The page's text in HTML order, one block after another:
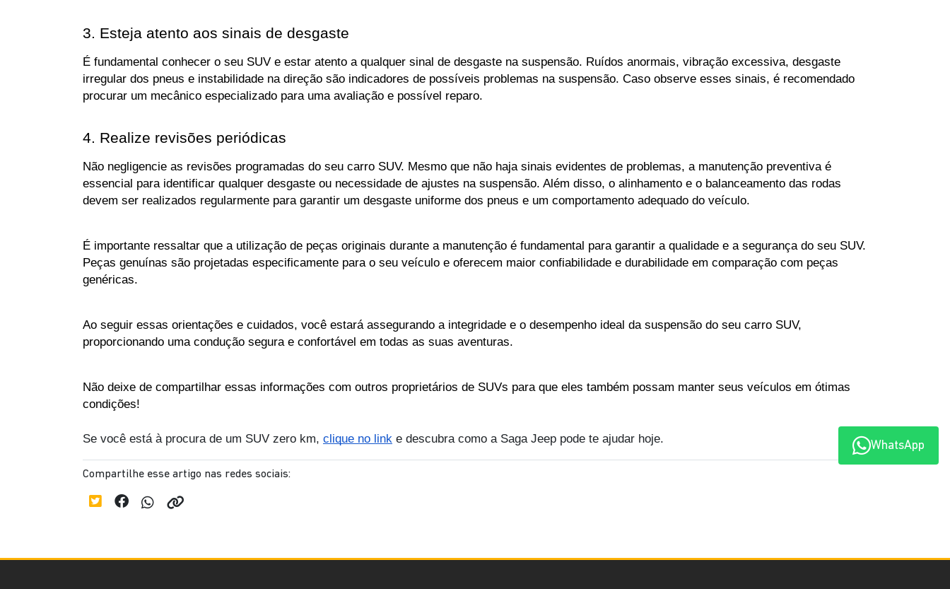
3. Esteja atento aos sinais de desgaste
É fundamental conhecer o seu SUV e estar atento a qualquer sinal de desgaste na suspensão. Ruídos anormais, vibração excessiva, desgaste
irregular dos pneus e instabilidade na direção são indicadores de possíveis problemas na suspensão. Caso observe esses sinais, é recomendado
procurar um mecânico especializado para uma avaliação e possível reparo.
4. Realize revisões periódicas
Não negligencie as revisões programadas do seu carro SUV. Mesmo que não haja sinais evidentes de problemas, a manutenção preventiva é
essencial para identificar qualquer desgaste ou necessidade de ajustes na suspensão. Além disso, o alinhamento e o balanceamento das rodas
devem ser realizados regularmente para garantir um desgaste uniforme dos pneus e um comportamento adequado do veículo.
É importante ressaltar que a utilização de peças originais durante a manutenção é fundamental para garantir a qualidade e a segurança do seu SUV.
Peças genuínas são projetadas especificamente para o seu veículo e oferecem maior confiabilidade e durabilidade em comparação com peças
genéricas.
Ao seguir essas orientações e cuidados, você estará assegurando a integridade e o desempenho ideal da suspensão do seu carro SUV,
proporcionando uma condução segura e confortável em todas as suas aventuras.
Não deixe de compartilhar essas informações com outros proprietários de SUVs para que eles também possam manter seus veículos em ótimas
condições!
Se você está à procura de um SUV zero km, clique no link e descubra como a Saga Jeep pode te ajudar hoje.
Compartilhe esse artigo nas redes sociais:
WhatsApp